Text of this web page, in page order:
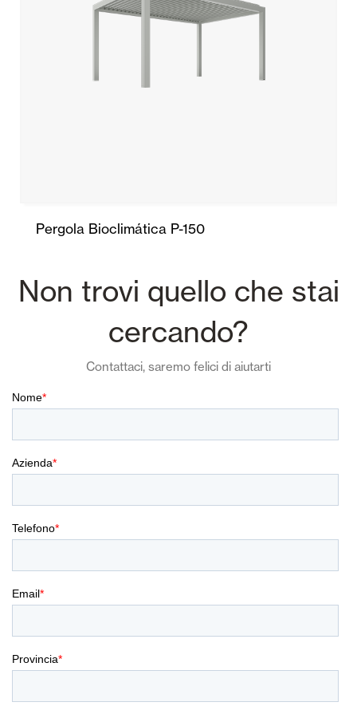
Pergola Bioclimática P-150
Non trovi quello che stai
cercando?
Contattaci, saremo felici di aiutarti